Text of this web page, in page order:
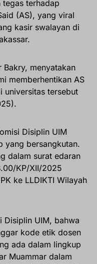
terhadap
(AS), yang viral
kasir swalayan di
Bakry, menyatakan
memberhentikan AS
universitas tersebut
Disiplin UIM
yang bersangkutan.
dalam surat edaran
KP/XII/2025
ke LLDIKTI Wilayah
Disiplin UIM, bahwa
kode etik dosen
ada dalam lingkup
Muammar dalam